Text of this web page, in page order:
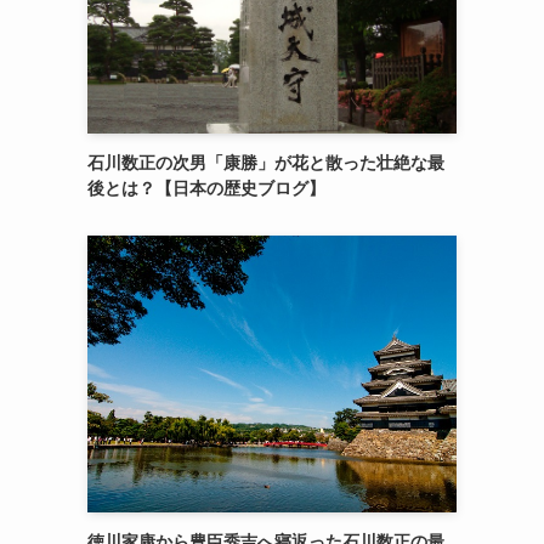
石川数正の次男「康勝」が花と散った壮絶な最
後とは？【日本の歴史ブログ】